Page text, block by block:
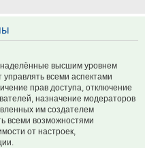
высшим уровнем
всеми аспектами
прав доступа, отключение
назначение модераторов
им создателем
всеми возможностями
от настроек,